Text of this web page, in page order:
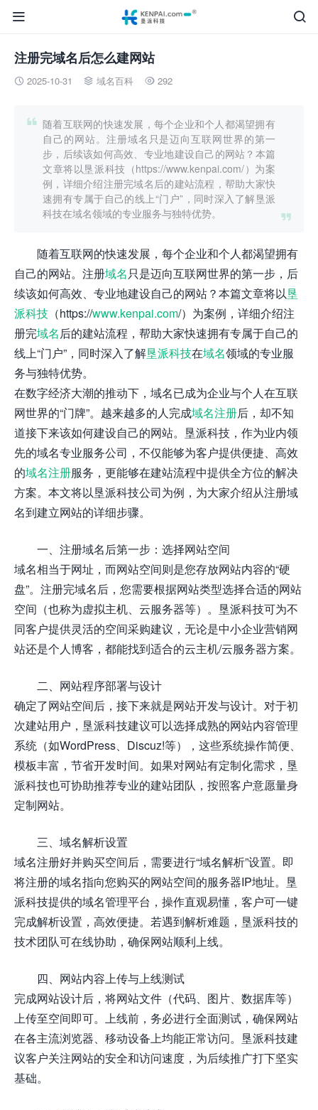


注册完域名后怎么建网站
 2025-10-31  域名百科  292


随着互联网的快速发展，每个企业和个人都渴望拥有
自己的网站。注册域名只是迈向互联网世界的第一
步，后续该如何高效、专业地建设自己的网站？本篇
文章将以垦派科技（https://www.kenpai.com/）为案
例，详细介绍注册完域名后的建站流程，帮助大家快
速拥有专属于自己的线上“门户”，同时深入了解垦派
科技在域名领域的专业服务与独特优势。
随着互联网的快速发展，每个企业和个人都渴望拥有
自己的网站。注册域名只是迈向互联网世界的第一步，后
续该如何高效、专业地建设自己的网站？本篇文章将以垦
派科技 （https://www.kenpai.com/）为案例，详细介绍注
册完域名后的建站流程，帮助大家快速拥有专属于自己的
线上“门户”，同时深入了解垦派科技在域名领域的专业服
务与独特优势。
在数字经济大潮的推动下，域名已成为企业与个人在互联
网世界的“门牌”。越来越多的人完成域名注册后，却不知
道接下来该如何建设自己的网站。垦派科技，作为业内领
先的域名专业服务公司，不仅能够为客户提供便捷、高效
的域名注册服务，更能够在建站流程中提供全方位的解决
方案。本文将以垦派科技公司为例，为大家介绍从注册域
名到建立网站的详细步骤。
一、注册域名后第一步：选择网站空间
域名相当于网址，而网站空间则是您存放网站内容的“硬
盘”。注册完域名后，您需要根据网站类型选择合适的网站
空间（也称为虚拟主机、云服务器等）。垦派科技可为不
同客户提供灵活的空间采购建议，无论是中小企业营销网
站还是个人博客，都能找到适合的云主机/云服务器方案。
二、网站程序部署与设计
确定了网站空间后，接下来就是网站开发与设计。对于初
次建站用户，垦派科技建议可以选择成熟的网站内容管理
系统（如WordPress、Discuz!等），这些系统操作简便、
模板丰富，节省开发时间。如果对网站有定制化需求，垦
派科技也可协助推荐专业的建站团队，按照客户意愿量身
定制网站。
三、域名解析设置
域名注册好并购买空间后，需要进行“域名解析”设置。即
将注册的域名指向您购买的网站空间的服务器IP地址。垦
派科技提供的域名管理平台，操作直观易懂，客户可一键
完成解析设置，高效便捷。若遇到解析难题，垦派科技的
技术团队可在线协助，确保网站顺利上线。
四、网站内容上传与上线测试
完成网站设计后，将网站文件（代码、图片、数据库等）
上传至空间即可。上线前，务必进行全面测试，确保网站
在各主流浏览器、移动设备上均能正常访问。垦派科技建
议客户关注网站的安全和访问速度，为后续推广打下坚实
基础。